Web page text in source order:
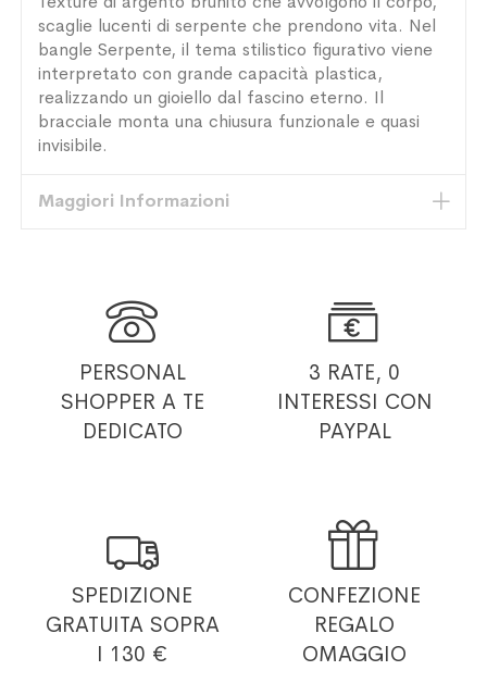
scaglie lucenti di serpente che prendono vita. Nel
bangle Serpente, il tema stilistico figurativo viene
interpretato con grande capacità plastica,
realizzando un gioiello dal fascino eterno. Il
bracciale monta una chiusura funzionale e quasi
invisibile.
Maggiori Informazioni

PERSONAL
SHOPPER A TE
DEDICATO

3 RATE, 0
INTERESSI CON
PAYPAL

SPEDIZIONE
GRATUITA SOPRA
I 130 €

CONFEZIONE
REGALO
OMAGGIO